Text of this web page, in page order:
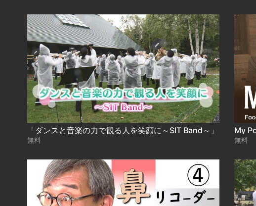
「ダンスと音楽の力で観る人を笑顔に～SIT Band～」
無料
My
無料